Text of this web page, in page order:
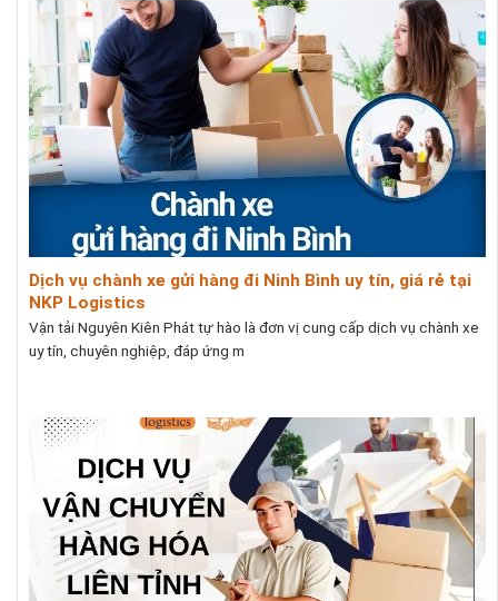
Dịch vụ chành xe gửi hàng đi Ninh Bình uy tín, giá rẻ tại
NKP Logistics
Vận tải Nguyên Kiên Phát tự hào là đơn vị cung cấp dịch vụ chành xe
uy tín, chuyên nghiệp, đáp ứng m